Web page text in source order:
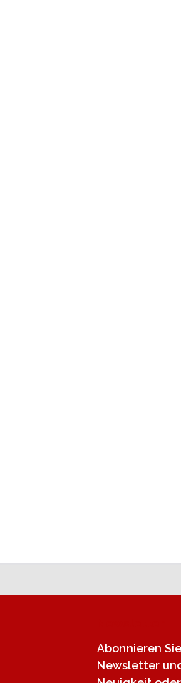
Abonnieren
Newsletter